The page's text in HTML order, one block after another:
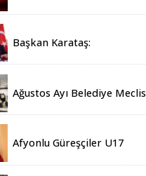
sebebiyle bir mesajı
Başkan Karataş:
yanındayız!"
Ağustos Ayı Belediye Meclis
Afyonlu Güreşçiler U17
Türkiye’yi temsil edecek